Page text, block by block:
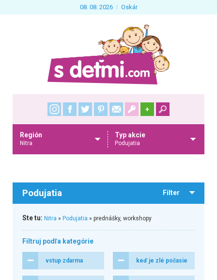
08. 08. 2026 Oskár
+
Región
Nitra
Typ akcie
Podujatia
Podujatia Filter
Ste tu: Nitra » Podujatia » prednášky, workshopy
Filtruj podľa kategórie
vstup zdarma keď je zlé počasie